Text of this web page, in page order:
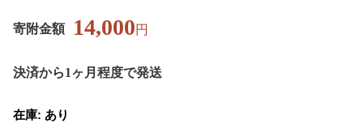
寄附金額 14,000円
決済から1ヶ月程度で発送
在庫: あり